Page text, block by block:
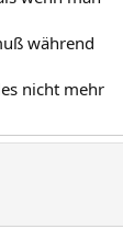
während
nicht mehr